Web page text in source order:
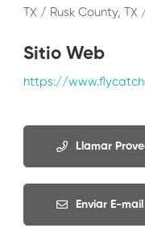
TX / Rusk County, TX
Sitio Web
https://
Llamar
Enviar E-mail